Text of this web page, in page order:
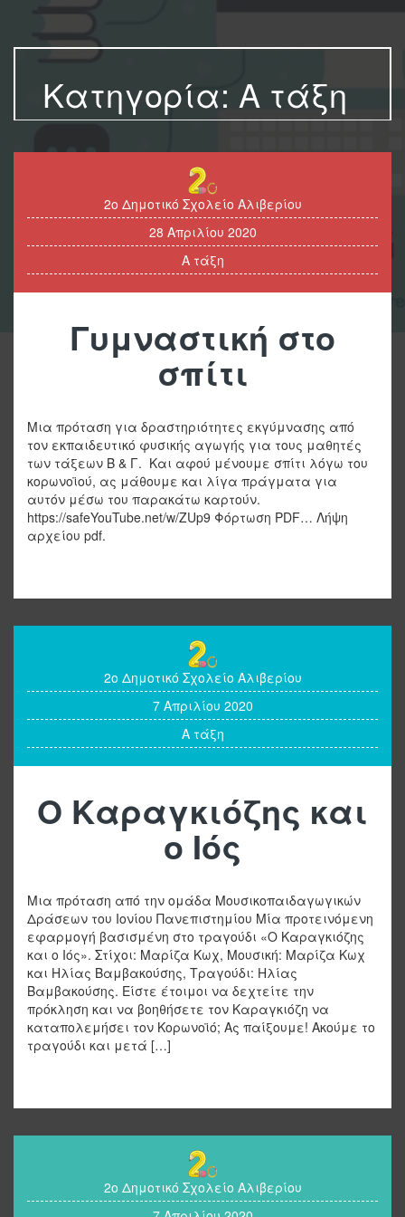
Κατηγορία: Α τάξη
2ο Δημοτικό Σχολείο Αλιβερίου
28 Απριλίου 2020
Α τάξη
Γυμναστική στο
σπίτι
Μια πρόταση για δραστηριότητες εκγύμνασης από
τον εκπαιδευτικό φυσικής αγωγής για τους μαθητές
των τάξεων Β & Γ. Και αφού μένουμε σπίτι λόγω του
κορωνοϊού, ας μάθουμε και λίγα πράγματα για
αυτόν μέσω του παρακάτω καρτούν.
https://safeYouTube.net/w/ZUp9 Φόρτωση PDF… Λήψη
αρχείου pdf.
2ο Δημοτικό Σχολείο Αλιβερίου
7 Απριλίου 2020
Α τάξη
Ο Καραγκιόζης και
ο Ιός
Μια πρόταση από την ομάδα Μουσικοπαιδαγωγικών
Δράσεων του Ιονίου Πανεπιστημίου Μία προτεινόμενη
εφαρμογή βασισμένη στο τραγούδι «Ο Καραγκιόζης
και ο Ιός». Στίχοι: Μαρίζα Κωχ, Μουσική: Μαρίζα Κωχ
και Ηλίας Βαμβακούσης, Τραγούδι: Ηλίας
Βαμβακούσης. Είστε έτοιμοι να δεχτείτε την
πρόκληση και να βοηθήσετε τον Καραγκιόζη να
καταπολεμήσει τον Κορωνοϊό; Ας παίξουμε! Ακούμε το
τραγούδι και μετά […]
2ο Δημοτικό Σχολείο Αλιβερίου